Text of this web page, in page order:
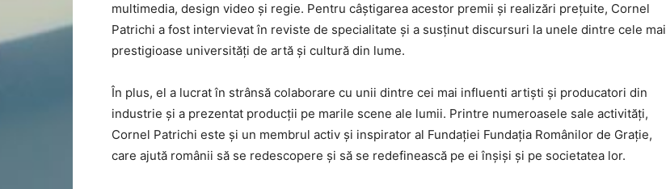
multimedia, design video și regie. Pentru câștigarea acestor premii și realizări prețuite, Cornel
Patrichi a fost intervievat în reviste de specialitate și a susținut discursuri la unele dintre cele mai
prestigioase universități de artă și cultură din lume.
În plus, el a lucrat în strânsă colaborare cu unii dintre cei mai influenti artiști și producatori din
industrie și a prezentat producții pe marile scene ale lumii. Printre numeroasele sale activități,
Cornel Patrichi este și un membrul activ și inspirator al Fundației Fundația Românilor de Grație,
care ajută românii să se redescopere și să se redefinească pe ei înșiși și pe societatea lor.